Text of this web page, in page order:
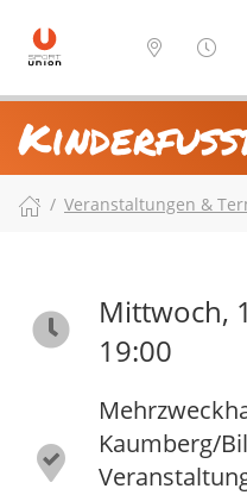
Veranstaltungen &
Mittwoch,
19:00
Kaumberg/